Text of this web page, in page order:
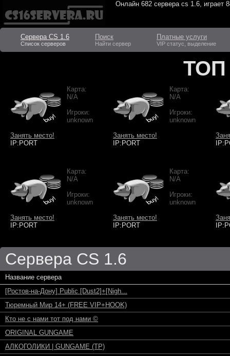
Онлайн 682 сервера cs 1.6, играет
Сервера CS 1.6
Список серверов
Поиск
Найти сервер
Платные услуги
VIP статус, выделение
Карта:
N/A
Игроки:
unknown
Занять место!
IP:PORT
Карта:
N/A
Игроки:
unknown
Занять место!
IP:PORT
Карта:
N/A
Игроки:
unknown
Занять место!
IP:PORT
Карта:
N/A
Игроки:
unknown
Занять место!
IP:PORT
Сервера CS 1.6
Название сервера
[Ростов-на-Дону] Public [Dust2]+[Nigh...
Тюремный Мир 14+ (FREE VIP+HOOK)
Кто не с нами тот под нами ©
ORIGINAL GUNGAME
АЛКОГОЛИКИ | GUNGAME (TP)